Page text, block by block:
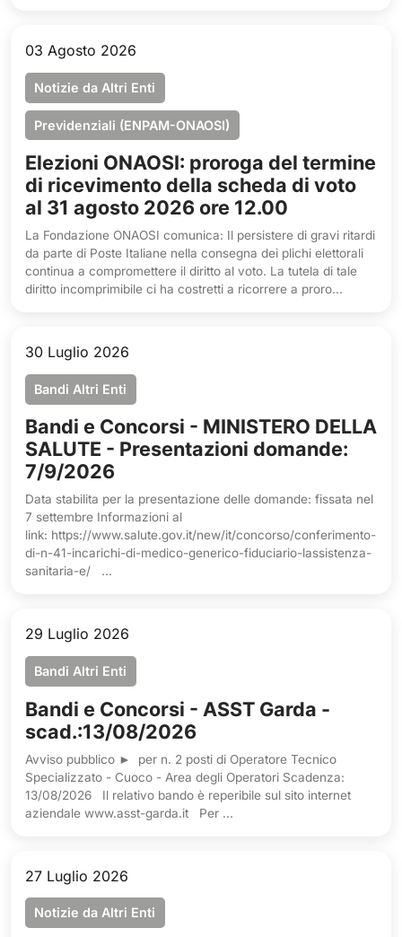
03 Agosto 2026
Notizie da Altri Enti
Previdenziali (ENPAM-ONAOSI)
Elezioni ONAOSI: proroga del termine
di ricevimento della scheda di voto
al 31 agosto 2026 ore 12.00
La Fondazione ONAOSI comunica: Il persistere di gravi ritardi
da parte di Poste Italiane nella consegna dei plichi elettorali
continua a compromettere il diritto al voto. La tutela di tale
diritto incomprimibile ci ha costretti a ricorrere a proro...
30 Luglio 2026
Bandi Altri Enti
Bandi e Concorsi - MINISTERO DELLA
SALUTE - Presentazioni domande:
7/9/2026
Data stabilita per la presentazione delle domande: fissata nel
7 settembre Informazioni al
link: https://www.salute.gov.it/new/it/concorso/conferimento-
di-n-41-incarichi-di-medico-generico-fiduciario-lassistenza-
sanitaria-e/ ...
29 Luglio 2026
Bandi Altri Enti
Bandi e Concorsi - ASST Garda -
scad.:13/08/2026
Avviso pubblico ► per n. 2 posti di Operatore Tecnico
Specializzato - Cuoco - Area degli Operatori Scadenza:
13/08/2026 Il relativo bando è reperibile sul sito internet
aziendale www.asst-garda.it Per ...
27 Luglio 2026
Notizie da Altri Enti